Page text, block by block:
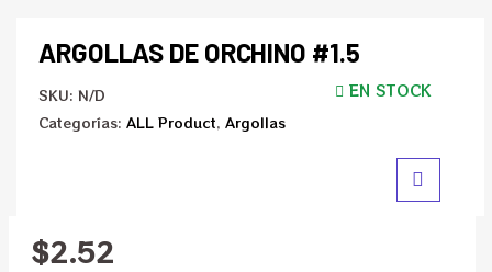
ARGOLLAS DE ORCHINO #1.5
SKU: N/D
Categorías: ALL Product, Argollas
EN STOCK
$2.52